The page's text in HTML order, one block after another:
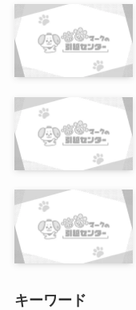
キーワード